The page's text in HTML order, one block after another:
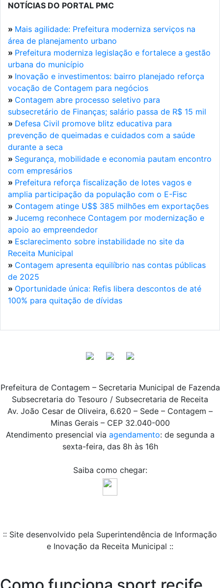
NOTÍCIAS DO PORTAL PMC
» Mais agilidade: Prefeitura moderniza serviços na
área de planejamento urbano
» Prefeitura moderniza legislação e fortalece a gestão
urbana do município
» Inovação e investimentos: bairro planejado reforça
vocação de Contagem para negócios
» Contagem abre processo seletivo para
subsecretário de Finanças; salário passa de R$ 15 mil
» Defesa Civil promove blitz educativa para
prevenção de queimadas e cuidados com a saúde
durante a seca
» Segurança, mobilidade e economia pautam encontro
com empresários
» Prefeitura reforça fiscalização de lotes vagos e
amplia participação da população com o E-Fisc
» Contagem atinge U$$ 385 milhões em exportações
» Jucemg reconhece Contagem por modernização e
apoio ao empreendedor
» Esclarecimento sobre instabilidade no site da
Receita Municipal
» Contagem apresenta equilíbrio nas contas públicas
de 2025
» Oportunidade única: Refis libera descontos de até
100% para quitação de dívidas
Prefeitura de Contagem – Secretaria Municipal de Fazenda
Subsecretaria do Tesouro / Subsecretaria de Receita
Av. João Cesar de Oliveira, 6.620 – Sede – Contagem –
Minas Gerais – CEP 32.040-000
Atendimento presencial via agendamento: de segunda a
sexta-feira, das 8h às 16h
Saiba como chegar:
:: Site desenvolvido pela Superintendência de Informação
e Inovação da Receita Municipal ::